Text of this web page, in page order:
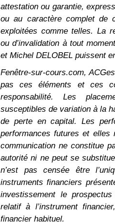
attestation ou garantie,
ou au caractère complet de
exploitées comme telles. La
ou d’invalidation à tout
et Michel DELOBEL puissent
Fenêtre-sur-cours.com,
pas ces éléments et ces
responsabilité. Les
susceptibles de variation à la
de perte en capital. Les
performances futures et
communication ne constitue
autorité ni ne peut se
n’est pas censée être
instruments financiers
investissement le
relatif à l’instrument
financier habituel.